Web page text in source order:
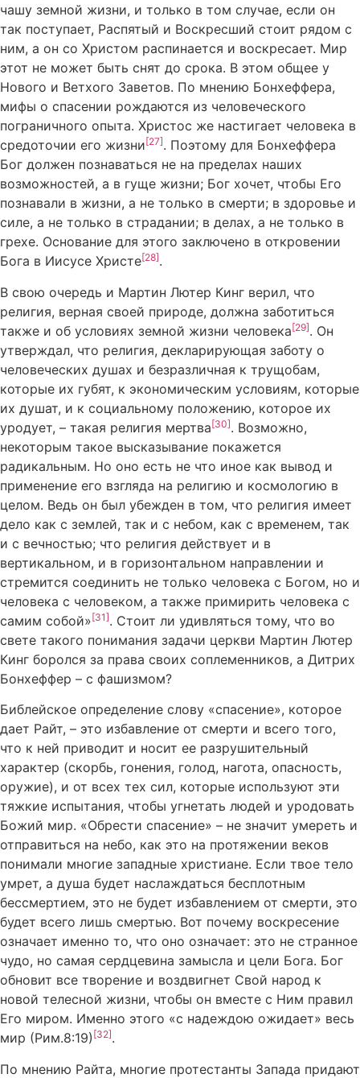
чашу земной жизни, и только в том случае, если он
так поступает, Распятый и Воскресший стоит рядом с
ним, а он со Христом распинается и воскресает. Мир
этот не может быть снят до срока. В этом общее у
Нового и Ветхого Заветов. По мнению Бонхеффера,
мифы о спасении рождаются из человеческого
пограничного опыта. Христос же настигает человека в
средоточии его жизни[27]. Поэтому для Бонхеффера
Бог должен познаваться не на пределах наших
возможностей, а в гуще жизни; Бог хочет, чтобы Его
познавали в жизни, а не только в смерти; в здоровье и
силе, а не только в страдании; в делах, а не только в
грехе. Основание для этого заключено в откровении
Бога в Иисусе Христе[28].
В свою очередь и Мартин Лютер Кинг верил, что
религия, верная своей природе, должна заботиться
также и об условиях земной жизни человека[29]. Он
утверждал, что религия, декларирующая заботу о
человеческих душах и безразличная к трущобам,
которые их губят, к экономическим условиям, которые
их душат, и к социальному положению, которое их
уродует, – такая религия мертва[30]. Возможно,
некоторым такое высказывание покажется
радикальным. Но оно есть не что иное как вывод и
применение его взгляда на религию и космологию в
целом. Ведь он был убежден в том, что религия имеет
дело как с землей, так и с небом, как с временем, так
и с вечностью; что религия действует и в
вертикальном, и в горизонтальном направлении и
стремится соединить не только человека с Богом, но и
человека с человеком, а также примирить человека с
самим собой»[31]. Стоит ли удивляться тому, что во
свете такого понимания задачи церкви Мартин Лютер
Кинг боролся за права своих соплеменников, а Дитрих
Бонхеффер – с фашизмом?
Библейское определение слову «спасение», которое
дает Райт, – это избавление от смерти и всего того,
что к ней приводит и носит ее разрушительный
характер (скорбь, гонения, голод, нагота, опасность,
оружие), и от всех тех сил, которые используют эти
тяжкие испытания, чтобы угнетать людей и уродовать
Божий мир. «Обрести спасение» – не значит умереть и
отправиться на небо, как это на протяжении веков
понимали многие западные христиане. Если твое тело
умрет, а душа будет наслаждаться бесплотным
бессмертием, это не будет избавлением от смерти, это
будет всего лишь смертью. Вот почему воскресение
означает именно то, что оно означает: это не странное
чудо, но самая сердцевина замысла и цели Бога. Бог
обновит все творение и воздвигнет Свой народ к
новой телесной жизни, чтобы он вместе с Ним правил
Его миром. Именно этого «с надеждою ожидает» весь
мир (Рим.8:19) [32].
По мнению Райта, многие протестанты Запада придают